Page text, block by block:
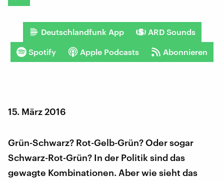
Deutschlandfunk App ARD Sounds
Spotify Apple Podcasts Abonnieren
15. März 2016
Grün-Schwarz? Rot-Gelb-Grün? Oder sogar
Schwarz-Rot-Grün? In der Politik sind das
gewagte Kombinationen. Aber wie sieht das